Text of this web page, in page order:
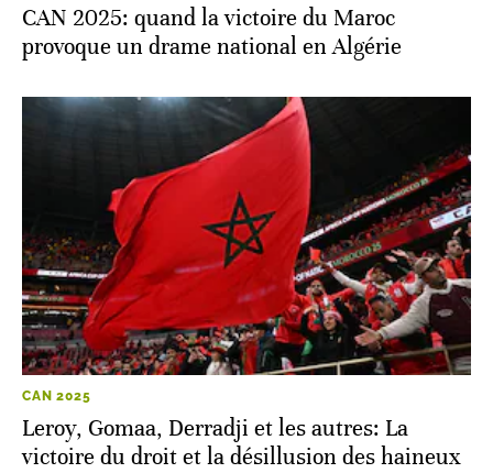
CAN 2025: quand la victoire du Maroc
provoque un drame national en Algérie
CAN 2025
Leroy, Gomaa, Derradji et les autres: La
victoire du droit et la désillusion des haineux